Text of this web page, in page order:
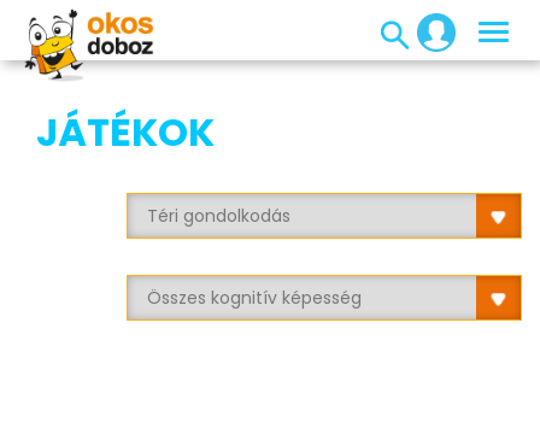
JÁTÉKOK